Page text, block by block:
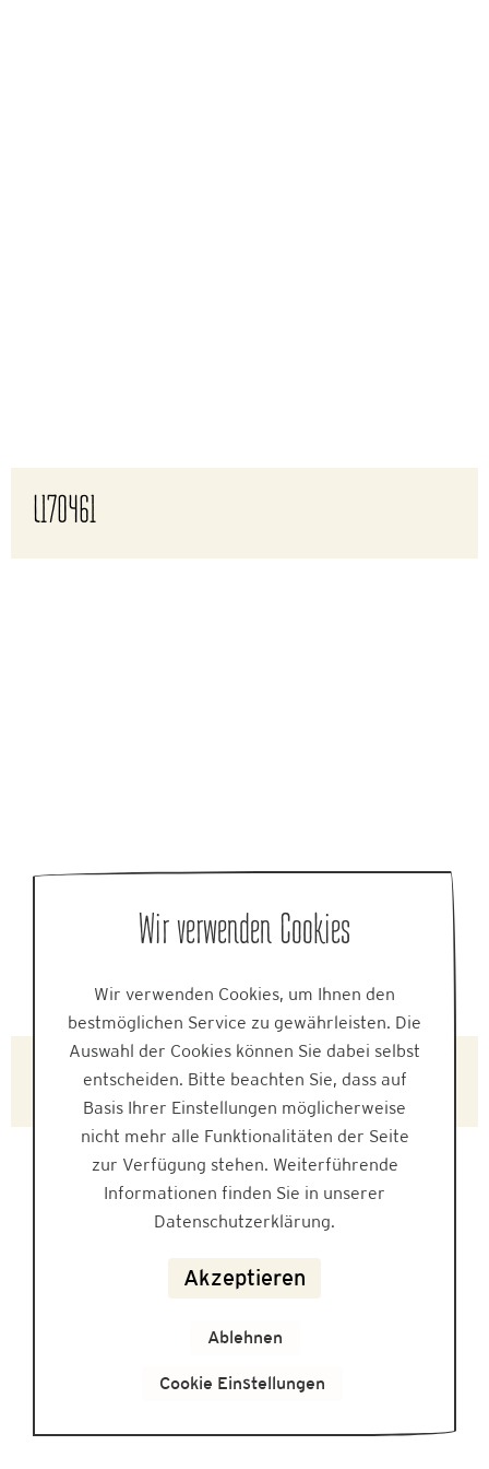
L170461
L170454
Wir verwenden Cookies
Wir verwenden Cookies, um Ihnen den
bestmöglichen Service zu gewährleisten. Die
Auswahl der Cookies können Sie dabei selbst
entscheiden. Bitte beachten Sie, dass auf
Basis Ihrer Einstellungen möglicherweise
nicht mehr alle Funktionalitäten der Seite
zur Verfügung stehen. Weiterführende
Informationen finden Sie in unserer
Datenschutzerklärung.
Akzeptieren
Ablehnen
Cookie Einstellungen